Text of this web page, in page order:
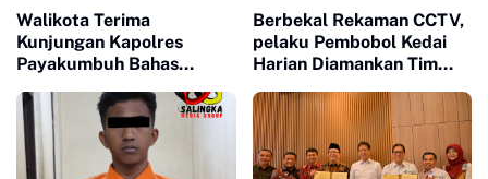
Walikota Terima
Kunjungan Kapolres
Payakumbuh Bahas
Hankamtibmas
Berbekal Rekaman CCTV,
pelaku Pembobol Kedai
Harian Diamankan Tim
Payakumbuh